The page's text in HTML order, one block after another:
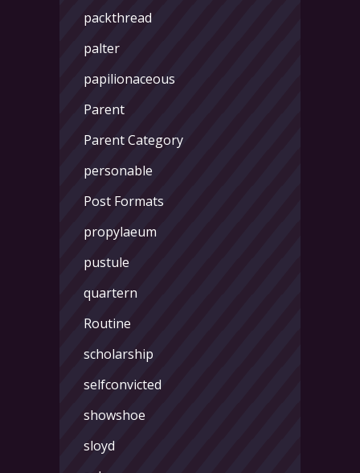
packthread
palter
papilionaceous
Parent
Parent Category
personable
Post Formats
propylaeum
pustule
quartern
Routine
scholarship
selfconvicted
showshoe
sloyd